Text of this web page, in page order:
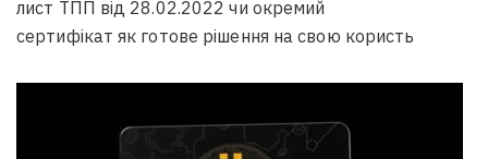
лист ТПП від 28.02.2022 чи окремий
сертифікат як готове рішення на свою користь